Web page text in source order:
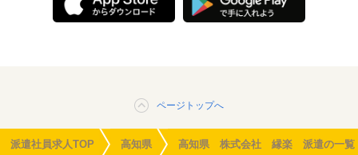
ページトップへ
派遣社員求人TOP 高知県 高知県 株式会社 縁楽 派遣の一覧